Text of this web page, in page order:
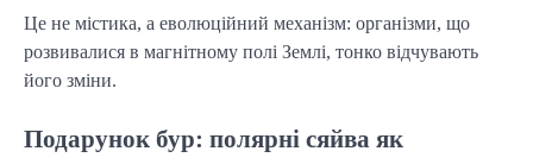
Це не містика, а еволюційний механізм: організми, що
розвивалися в магнітному полі Землі, тонко відчувають
його зміни.
Подарунок бур: полярні сяйва як